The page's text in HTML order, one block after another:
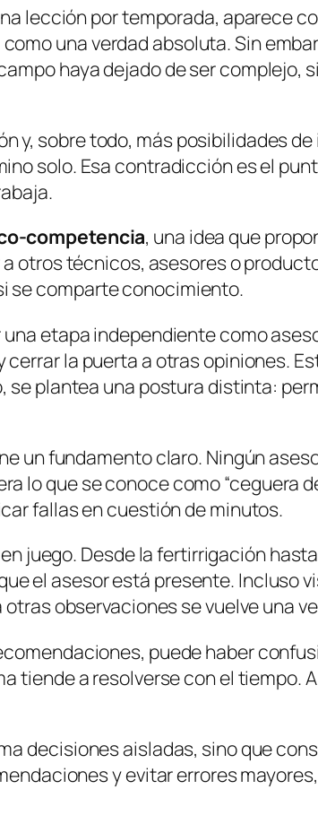
lección por temporada, aparece
una verdad absoluta. Sin
haya dejado de ser
y, sobre todo, más posibilidades
solo. Esa contradicción es el
competencia, una idea que
otros técnicos, asesores o
se comparte conocimiento.
etapa independiente como
la puerta a otras opiniones.
plantea una postura distinta:
un fundamento claro. Ningún
lo que se conoce como “ceguera
fallas en cuestión de minutos.
juego. Desde la fertirrigación
el asesor está presente. Incluso
observaciones se vuelve una
puede haber
tiende a resolverse con el tiempo.
decisiones aisladas, sino que
y evitar errores